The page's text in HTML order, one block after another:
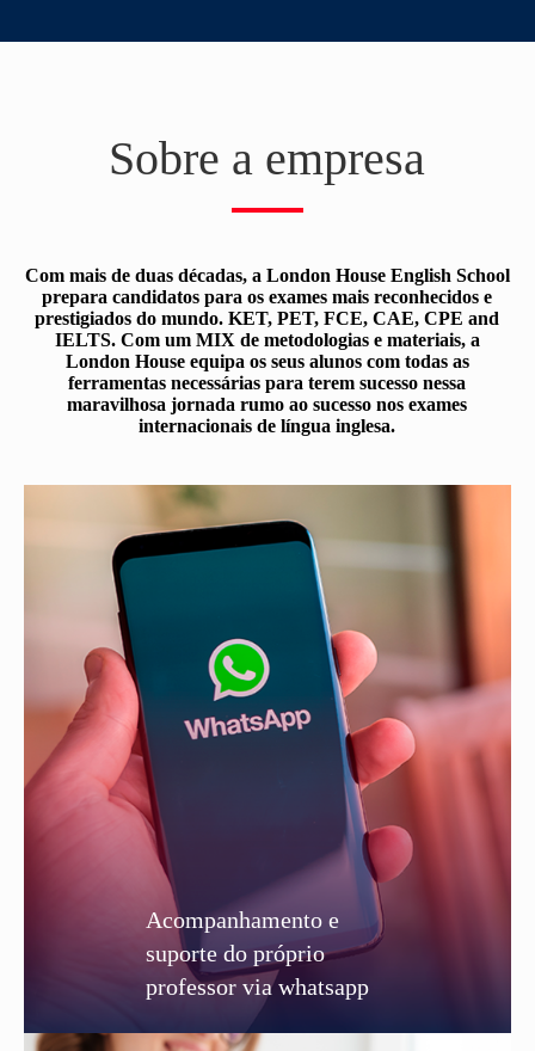
Sobre a empresa
Com mais de duas décadas, a London House English School
prepara candidatos para os exames mais reconhecidos e
prestigiados do mundo. KET, PET, FCE, CAE, CPE and
IELTS. Com um MIX de metodologias e materiais, a
London House equipa os seus alunos com todas as
ferramentas necessárias para terem sucesso nessa
maravilhosa jornada rumo ao sucesso nos exames
internacionais de língua inglesa.
Acompanhamento e
suporte do próprio
professor via whatsapp